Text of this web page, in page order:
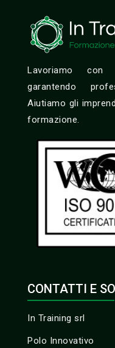
Lavoriamo con
garantendo
Aiutiamo gli
formazione.
CONTATTI E
In Training srl
Polo Innovativo